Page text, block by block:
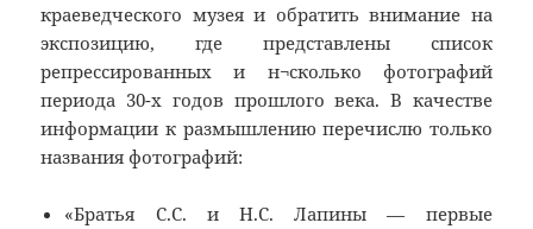
краеведческого музея и обратить внимание на
экспозицию, где представлены список
репрессированных и н¬сколько фотографий
периода 30-х годов прошлого века. В качестве
информации к размышлению перечислю только
названия фотографий:
«Братья С.С. и Н.С. Лапины — первые